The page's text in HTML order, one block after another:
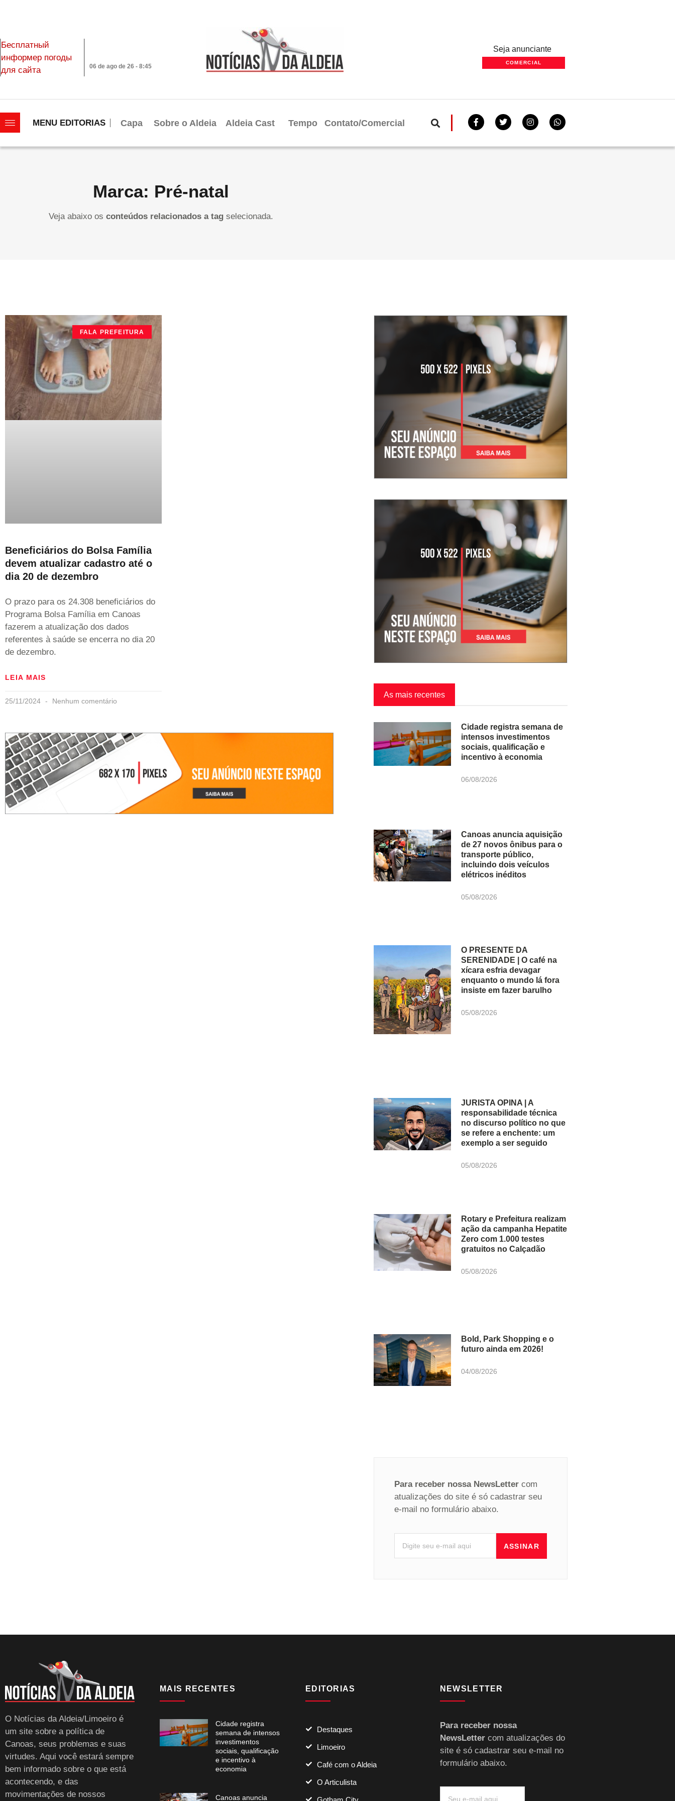
Бесплатный
информер погоды
для сайта
06 de ago de 26 - 8:45
Seja anunciante
COMERCIAL
MENU EDITORIAS Capa Sobre o Aldeia Aldeia Cast Tempo Contato/Comercial
Marca: Pré-natal
Veja abaixo os conteúdos relacionados a tagselecionada.
FALA PREFEITURA
Beneficiários do Bolsa Família
devem atualizar cadastro até o
dia 20 de dezembro
O prazo para os 24.308 beneficiários do
Programa Bolsa Família em Canoas
fazerem a atualização dos dados
referentes à saúde se encerra no dia 20
de dezembro.
LEIA MAIS
25/11/2024 Nenhum comentário
As mais recentes
Cidade registra semana de
intensos investimentos
sociais, qualificação e
incentivo à economia
06/08/2026
Canoas anuncia aquisição
de 27 novos ônibus para o
transporte público,
incluindo dois veículos
elétricos inéditos
05/08/2026
O PRESENTE DA
SERENIDADE | O café na
xícara esfria devagar
enquanto o mundo lá fora
insiste em fazer barulho
05/08/2026
JURISTA OPINA | A
responsabilidade técnica
no discurso político no que
se refere a enchente: um
exemplo a ser seguido
05/08/2026
Rotary e Prefeitura realizam
ação da campanha Hepatite
Zero com 1.000 testes
gratuitos no Calçadão
05/08/2026
Bold, Park Shopping e o
futuro ainda em 2026!
04/08/2026
Para receber nossa NewsLetter com
atualizações do site é só cadastrar seu
e-mail no formulário abaixo.
ASSINAR
O Notícias da Aldeia/Limoeiro é
um site sobre a política de
Canoas, seus problemas e suas
virtudes. Aqui você estará sempre
bem informado sobre o que está
acontecendo, e das
movimentações de nossos
MAIS RECENTES
Cidade registra
semana de intensos
investimentos
sociais, qualificação
e incentivo à
economia
Canoas anuncia
EDITORIAS
Destaques
Limoeiro
Café com o Aldeia
O Articulista
NEWSLETTER
Para receber nossa
NewsLettercom atualizações do
site é só cadastrar seu e-mail no
formulário abaixo.